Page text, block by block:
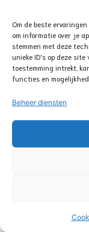
Om de beste
om informatie over je
stemmen met deze
unieke ID's op deze
toestemming intrekt,
functies en
Beheer diensten
10.
TenderCare
Postbus: Box
Zwolle
Nederland
Website:
11.
Voor de
u ook de